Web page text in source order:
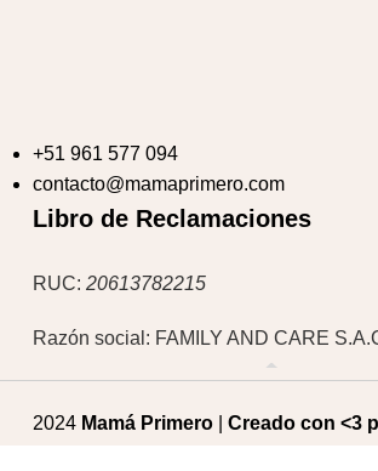
+51 961 577 094
contacto@mamaprimero.com
Libro de Reclamaciones
RUC: 20613782215
Razón social: FAMILY AND CARE
2024 Mamá Primero Creado con <3